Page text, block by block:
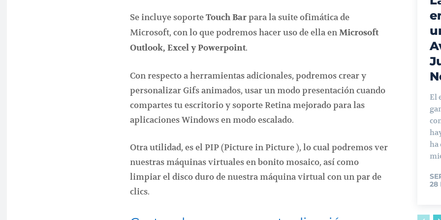
Se incluye soporteTouch Barpara la suite ofimática de
Microsoft, con lo que podremos hacer uso de ella enMicrosoft
Outlook, Excel y Powerpoint.
Con respecto a herramientas adicionales, podremos crear y
personalizar Gifs animados, usar un modo presentación cuando
compartes tu escritorio y soporte Retina mejorado para las
aplicaciones Windows en modo escalado.
Otra utilidad, es el PIP (Picture in Picture ), lo cual podremos ver
nuestras máquinas virtuales en bonito mosaico, así como
limpiar el disco duro de nuestra máquina virtual con un par de
clics.
El
ha
28